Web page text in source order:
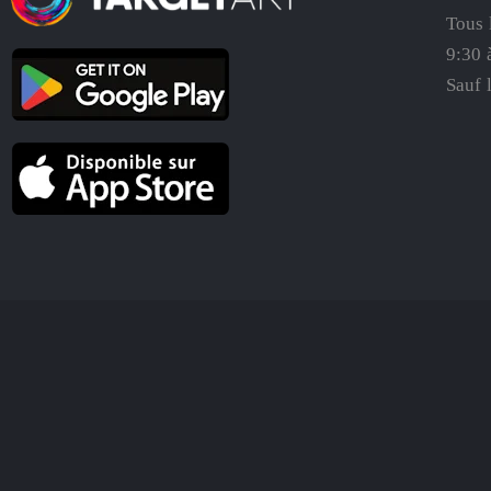
Tous
9:30
Sauf